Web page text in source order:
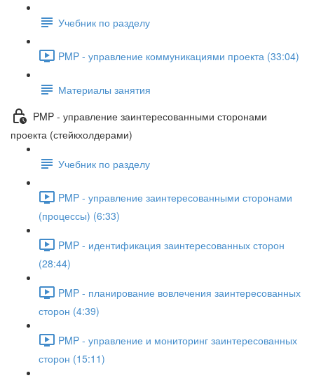
Учебник по разделу
PMP - управление коммуникациями проекта (33:04)
Материалы занятия
PMP - управление заинтересованными сторонами
проекта (стейкхолдерами)
Учебник по разделу
PMP - управление заинтересованными сторонами
(процессы) (6:33)
PMP - идентификация заинтересованных сторон
(28:44)
PMP - планирование вовлечения заинтересованных
сторон (4:39)
PMP - управление и мониторинг заинтересованных
сторон (15:11)